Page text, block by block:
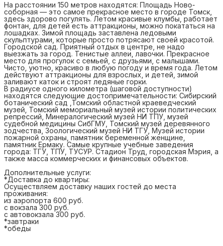
На расстоянии 150 метров находятся: Площадь Ново-
соборная — это самое прекрасное место в городе Томск,
здесь здорово погулять. Летом красивые клумбы, работает
фонтан, для детей есть аттракционы, можно покататься на
лошадках. Зимой площадь заставлена ледовыми
скульптурами, которые просто потрясают своей красотой.
Городской сад. Приятный отдых в центре, не надо
выезжать за город. Тенистые аллеи, лавочки. Прекрасное
место для прогулок с семьей, с друзьями, с малышами.
Чисто, уютно, красиво в любую погоду и время года. Летом
действуют аттракционы для взрослых, и детей, зимой
заливают каток и строят ледяные горки.
В радиусе одного километра (шаговой доступности)
находятся следующие достопримечательности: Сибирский
ботанический сад ,Томский областной краеведческий
музей, Томский мемориальный музей истории политических
репрессий, Минералогический музей НИ ТПУ, музей
судебной медицины СибГМУ, Томский музей деревянного
зодчества, Зоологический музей НИ ТГУ, Музей истории
пожарной охраны, памятник беременной женщине,
памятник Ермаку. Самые крупные учебные заведения
города: ТГУ, ТПУ, ТУСУР. Стадион Труд, городская Мэрия, а
также масса коммерческих и финансовых объектов.
Дополнительные услуги:
*Доставка до квартиры:
Осуществляем доставку наших гостей до места
проживания:
из аэропорта 600 руб.
с вокзала 300 руб.
с автовокзала 300 руб.
*завтраки
*обеды